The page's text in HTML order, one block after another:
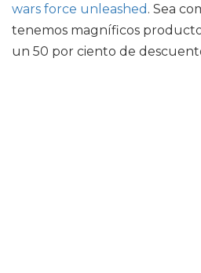
wars force unleashed . Sea
tenemos magníficos
un 50 por ciento de